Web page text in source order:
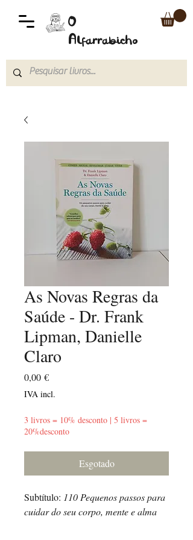
O
Alfarrabicho
As Novas Regras da
Saúde - Dr. Frank
Lipman, Danielle
Claro
0,00 €Preço
IVA incl.
3 livros = 10% desconto | 5 livros =
20%desconto
Esgotado
Subtítulo: 110 Pequenos passos para
cuidar do seu corpo, mente e alma